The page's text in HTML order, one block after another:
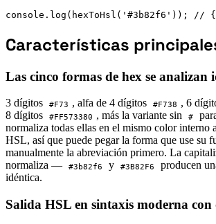
console.log(hexToHsl('#3b82f6'));
Características
Las cinco formas de hex se analizan
3 dígitos #F73 , alfa de 4 dígitos #F738 , 6
8 dígitos
#FF573380 , más la variante sin #
normaliza todas ellas en el mismo color interno
HSL, así que puede pegar la forma que use su
manualmente la abreviación primero. La
normaliza —
#3b82f6 y #3B82F6
producen
idéntica.
Salida HSL en sintaxis moderna con